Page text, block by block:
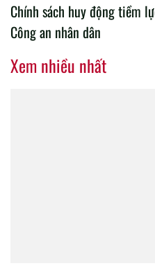
Chính sách huy động tiềm
Công an nhân dân
Xem nhiều nhất